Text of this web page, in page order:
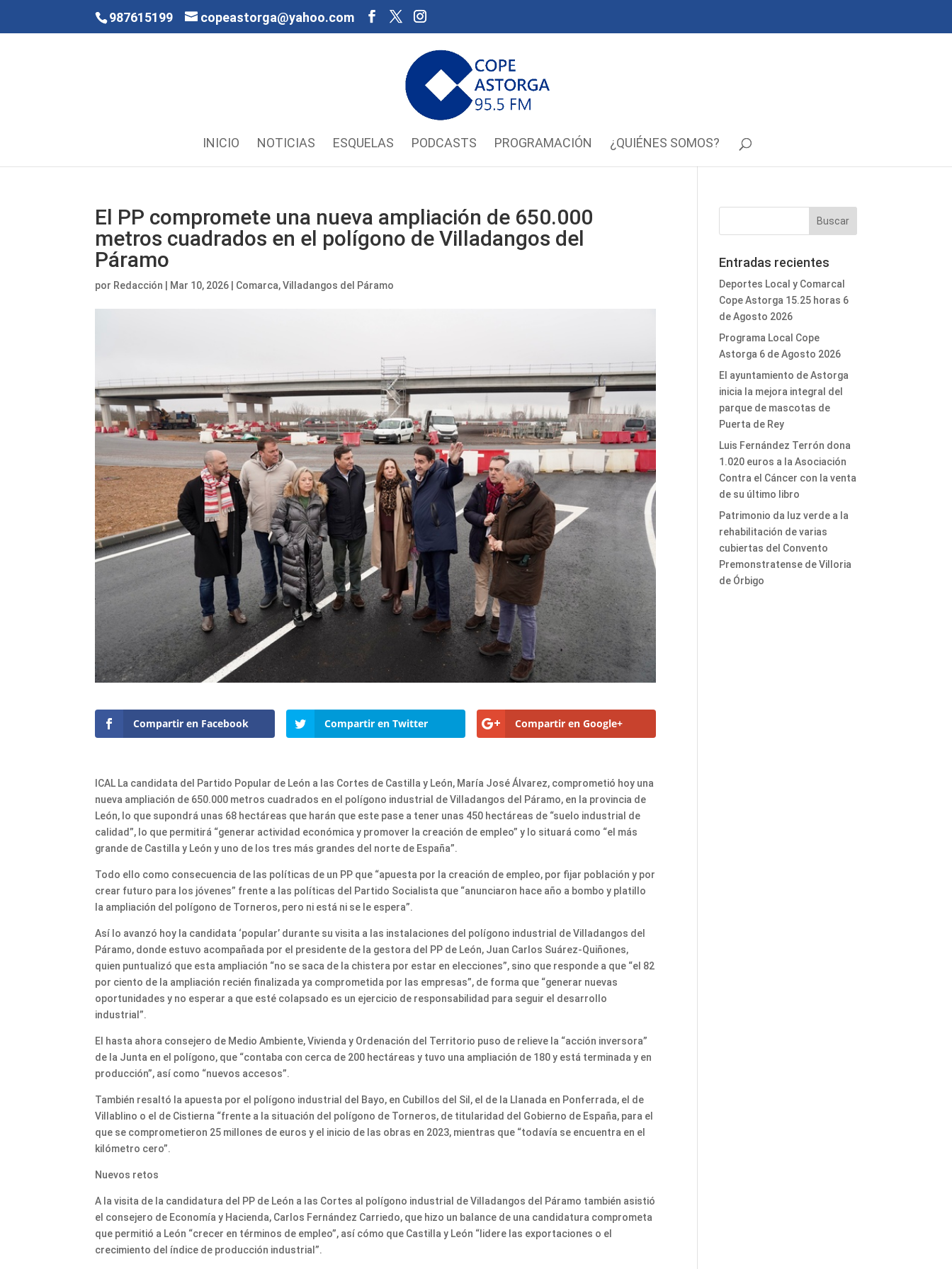
987615199 copeastorga@yahoo.com
INICIO NOTICIAS ESQUELAS PODCASTS PROGRAMACIÓN ¿QUIÉNES SOMOS?
El PP compromete una nueva ampliación de 650.000
metros cuadrados en el polígono de Villadangos del
Páramo
por Redacción Mar 10, 2026 Comarca,Villadangos del Páramo
Compartir en Facebook Compartir en Twitter Compartir en Google+
ICAL La candidata del Partido Popular de León a las Cortes de Castilla y León, María José Álvarez, comprometió hoy una
nueva ampliación de 650.000 metros cuadrados en el polígono industrial de Villadangos del Páramo, en la provincia de
León, lo que supondrá unas 68 hectáreas que harán que este pase a tener unas 450 hectáreas de “suelo industrial de
calidad”, lo que permitirá “generar actividad económica y promover la creación de empleo” y lo situará como “el más
grande de Castilla y León y uno de los tres más grandes del norte de España”.
Todo ello como consecuencia de las políticas de un PP que “apuesta por la creación de empleo, por fijar población y por
crear futuro para los jóvenes” frente a las políticas del Partido Socialista que “anunciaron hace año a bombo y platillo
la ampliación del polígono de Torneros, pero ni está ni se le espera”.
Así lo avanzó hoy la candidata ‘popular’ durante su visita a las instalaciones del polígono industrial de Villadangos del
Páramo, donde estuvo acompañada por el presidente de la gestora del PP de León, Juan Carlos Suárez-Quiñones,
quien puntualizó que esta ampliación “no se saca de la chistera por estar en elecciones”, sino que responde a que “el 82
por ciento de la ampliación recién finalizada ya comprometida por las empresas”, de forma que “generar nuevas
oportunidades y no esperar a que esté colapsado es un ejercicio de responsabilidad para seguir el desarrollo
industrial”.
El hasta ahora consejero de Medio Ambiente, Vivienda y Ordenación del Territorio puso de relieve la “acción inversora”
de la Junta en el polígono, que “contaba con cerca de 200 hectáreas y tuvo una ampliación de 180 y está terminada y en
producción”, así como “nuevos accesos”.
También resaltó la apuesta por el polígono industrial del Bayo, en Cubillos del Sil, el de la Llanada en Ponferrada, el de
Villablino o el de Cistierna “frente a la situación del polígono de Torneros, de titularidad del Gobierno de España, para el
que se comprometieron 25 millones de euros y el inicio de las obras en 2023, mientras que “todavía se encuentra en el
kilómetro cero”.
Nuevos retos
A la visita de la candidatura del PP de León a las Cortes al polígono industrial de Villadangos del Páramo también asistió
el consejero de Economía y Hacienda, Carlos Fernández Carriedo, que hizo un balance de una candidatura comprometa
que permitió a León “crecer en términos de empleo”, así cómo que Castilla y León “lidere las exportaciones o el
crecimiento del índice de producción industrial”.
Entradas recientes
Deportes Local y Comarcal
Cope Astorga 15.25 horas 6
de Agosto 2026
Programa Local Cope
Astorga 6 de Agosto 2026
El ayuntamiento de Astorga
inicia la mejora integral del
parque de mascotas de
Puerta de Rey
Luis Fernández Terrón dona
1.020 euros a la Asociación
Contra el Cáncer con la venta
de su último libro
Patrimonio da luz verde a la
rehabilitación de varias
cubiertas del Convento
Premonstratense de Villoria
de Órbigo